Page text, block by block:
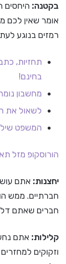
בקטנה: היחסים
אומר שאין לכם
רמזים בנוגע
תחזיות,
בחינם!
מחשבון
לשאול את
המשפט
הורוסקופ מזל
יחצנות: אתם
חברתיים. ממש
חברים שאתם
קלילות: אתם
וזקוקים